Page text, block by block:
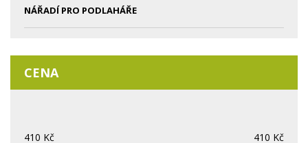
NÁŘADÍ PRO PODLAHÁŘE
CENA
410 Kč 410 Kč